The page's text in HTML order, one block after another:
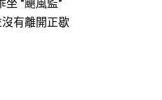
有離開正歇